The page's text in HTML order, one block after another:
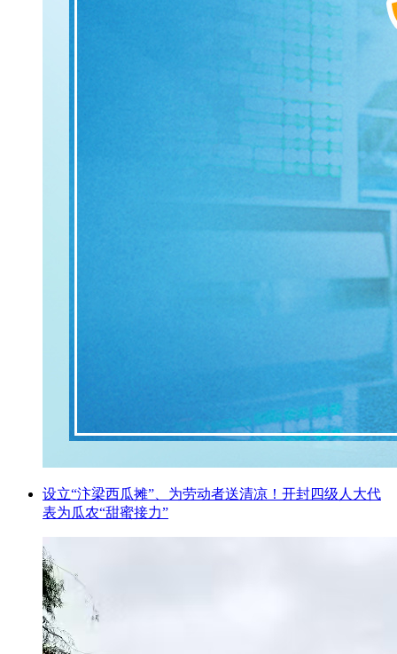
设立“汴梁西瓜摊”、为劳动者送清凉！开封四级人大代
表为瓜农“甜蜜接力”